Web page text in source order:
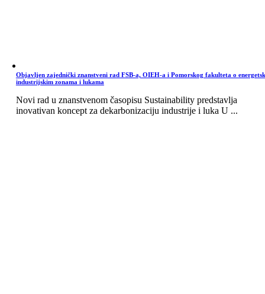
Objavljen zajednički znanstveni rad FSB-a, OIEH-a i Pomorskog fakulteta o
industrijskim zonama i lukama
Novi rad u znanstvenom časopisu Sustainability predstavlja
inovativan koncept za dekarbonizaciju industrije i luka U ...